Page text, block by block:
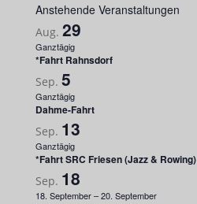
Anstehende Veranstaltungen
Aug. 29
Ganztägig
*Fahrt Rahnsdorf
Sep. 5
Ganztägig
Dahme-Fahrt
Sep. 13
Ganztägig
*Fahrt SRC Friesen (Jazz & Rowing)
Sep. 18
18. September–20. September